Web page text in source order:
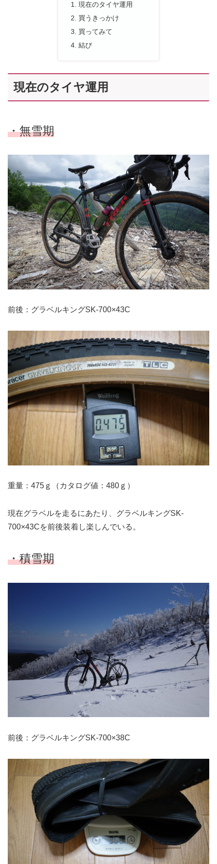
現在のタイヤ運用
買うきっかけ
買ってみて
結び
現在のタイヤ運用
・無雪期
前後：グラベルキングSK-700×43C
重量：475ｇ（カタログ値：480ｇ）
現在グラベルを走るにあたり、グラベルキングSK-
700×43Cを前後装着し楽しんでいる。
・積雪期
前後：グラベルキングSK-700×38C